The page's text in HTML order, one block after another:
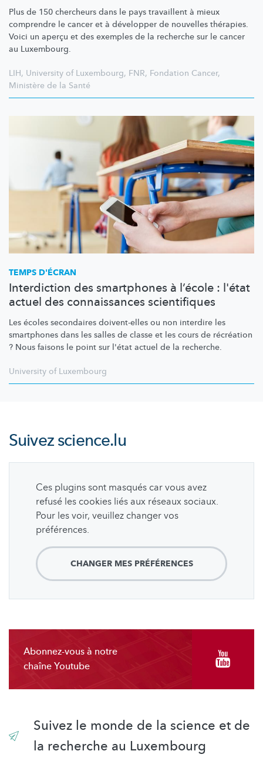
Plus de 150 chercheurs dans le pays travaillent à mieux
comprendre le cancer et à développer de nouvelles thérapies.
Voici un aperçu et des exemples de la recherche sur le cancer
au Luxembourg.
LIH, University of Luxembourg, FNR, Fondation Cancer,
Ministère de la Santé
TEMPS D'ÉCRAN
Interdiction des smartphones à l’école : l'état
actuel des connaissances scientifiques
Les écoles secondaires doivent-elles ou non interdire les
smartphones dans les salles de classe et les cours de récréation
? Nous faisons le point sur l'état actuel de la recherche.
University of Luxembourg
Suivezscience.lu
Ces plugins sont masqués car vous avez
refusé les cookies liés aux réseaux sociaux.
Pour les voir, veuillez changer vos
préférences.
CHANGER MES PRÉFÉRENCES
Abonnez-vous à notre
chaîne Youtube
Suivez le monde de la science et de
la recherche au Luxembourg